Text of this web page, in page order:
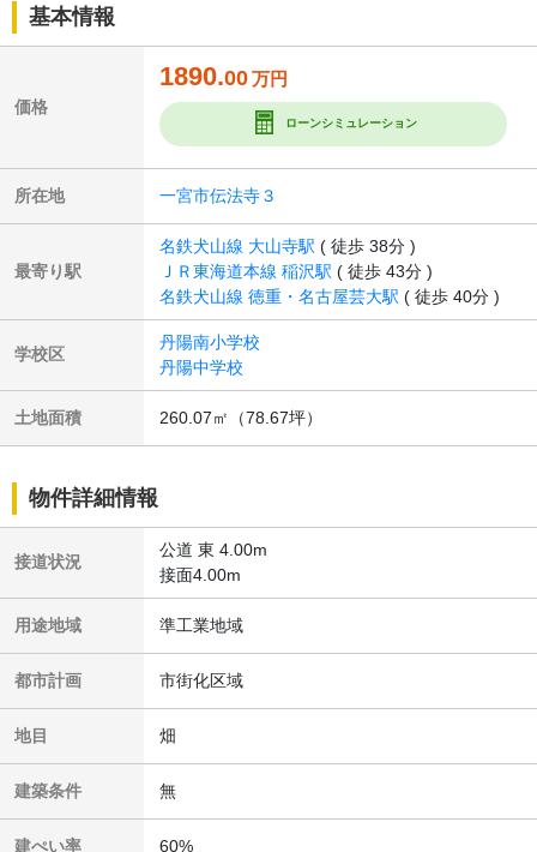
基本情報
価格
1890.00 万円
ローンシミュレーション
所在地 一宮市伝法寺３
最寄り駅
名鉄犬山線 大山寺駅 ( 徒歩 38分 )
ＪＲ東海道本線 稲沢駅 ( 徒歩 43分 )
名鉄犬山線 徳重・名古屋芸大駅 ( 徒歩 40分 )
学校区
丹陽南小学校
丹陽中学校
土地面積 260.07㎡ （78.67坪）
物件詳細情報
接道状況
公道 東 4.00m
接面4.00m
用途地域 準工業地域
都市計画 市街化区域
地目 畑
建築条件 無
建ぺい率 60%